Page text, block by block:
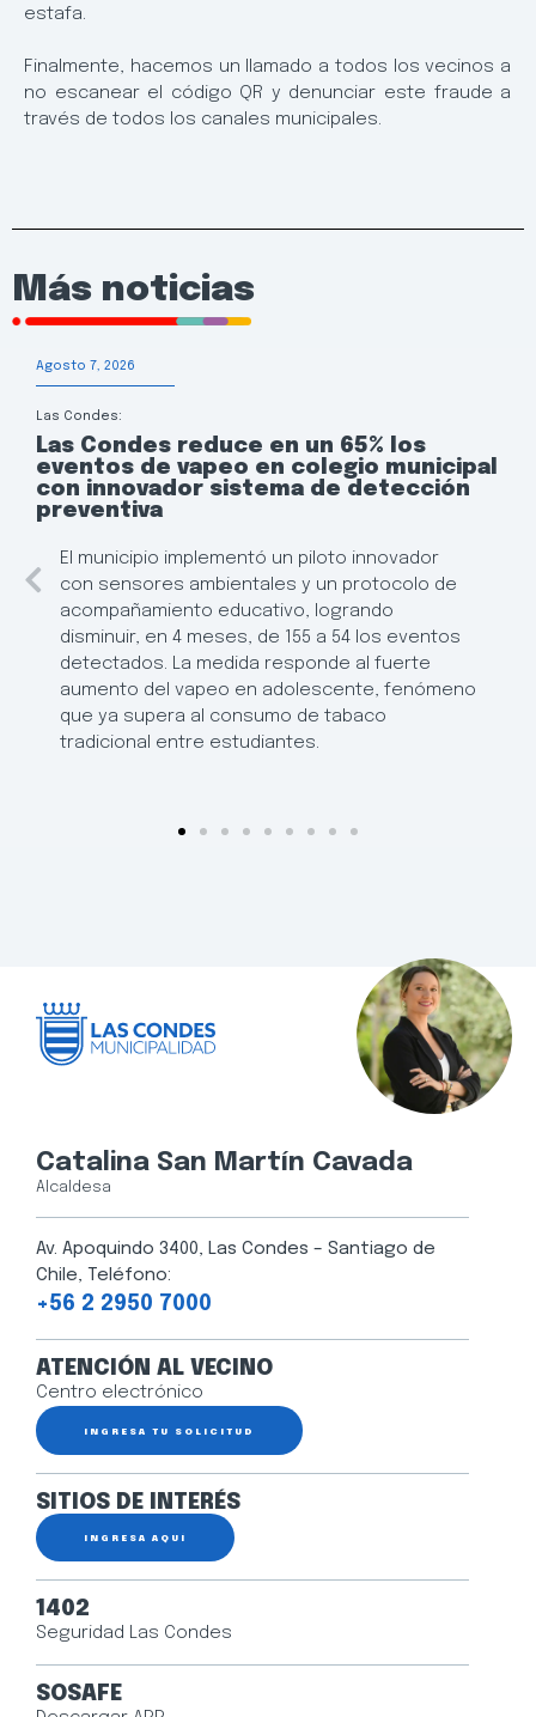
estafa.
Finalmente, hacemos un llamado a todos los vecinos a
no escanear el código QR y denunciar este fraude a
través de todos los canales municipales.
Más noticias
Agosto 7, 2026
Las Condes:
Las Condes reduce en un 65% los
eventos de vapeo en colegio municipal
con innovador sistema de detección
preventiva
El municipio implementó un piloto innovador
con sensores ambientales y un protocolo de
acompañamiento educativo, logrando
disminuir, en 4 meses, de 155 a 54 los eventos
detectados. La medida responde al fuerte
aumento del vapeo en adolescente, fenómeno
que ya supera al consumo de tabaco
tradicional entre estudiantes.
Catalina San Martín Cavada
Alcaldesa
Av. Apoquindo 3400, Las Condes – Santiago de
Chile, Teléfono:
+56 2 2950 7000
ATENCIÓN AL VECINO
Centro electrónico
INGRESA TU SOLICITUD
SITIOS DE INTERÉS
INGRESA AQUÍ
1402
Seguridad Las Condes
SOSAFE